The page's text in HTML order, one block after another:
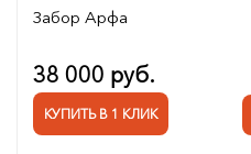
Забор Арфа
38 000 руб.
КУПИТЬ В 1 КЛИК